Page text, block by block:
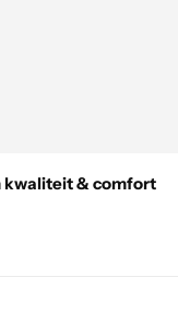
kwaliteit & comfort